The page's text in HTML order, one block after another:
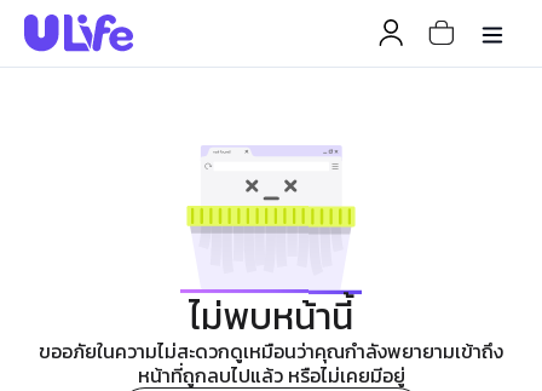
ไม่พบหน้านี้
ขออภัยในความไม่สะดวกดูเหมือนว่าคุณกำลังพยายามเข้าถึง
หน้าที่ถูกลบไปแล้ว หรือไม่เคยมีอยู่